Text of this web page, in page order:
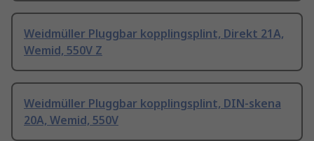
Weidmüller Pluggbar kopplingsplint, Direkt 21A,
Wemid, 550V Z
Weidmüller Pluggbar kopplingsplint, DIN-skena
20A, Wemid, 550V